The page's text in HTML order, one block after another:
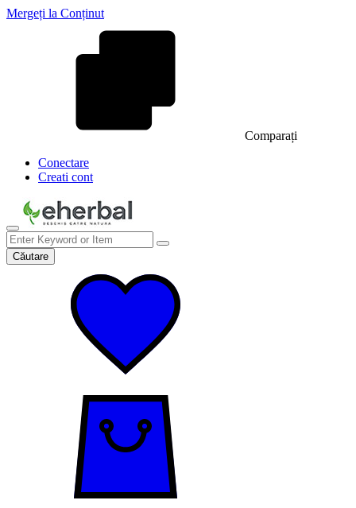
Mergeți la Conținut
Comparați
Conectare
Creati cont
Căutare